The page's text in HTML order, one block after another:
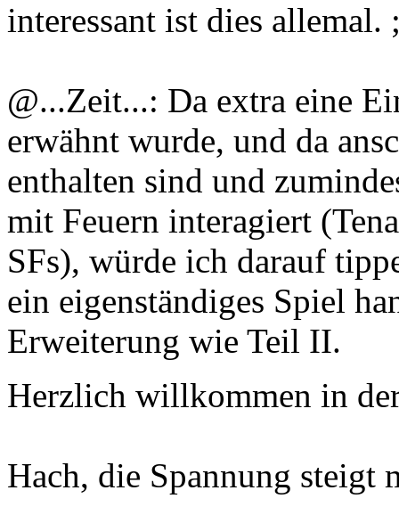
interessant ist dies allemal.
@...Zeit...: Da extra eine
erwähnt wurde, und da
enthalten sind und
mit Feuern interagiert
SFs), würde ich darauf
ein eigenständiges Spiel
Erweiterung wie Teil II.
Herzlich willkommen in
Hach, die Spannung steigt